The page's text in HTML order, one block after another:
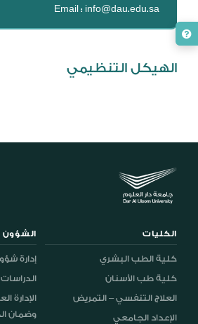
Email : info@dau.edu.sa
الهيكل التنظيمي
الكليات
كلية الطب البشري
كلية طب الأسنان
العلاج التنفسي – التمريض
الإعداد الجامعي
الشؤون
إدارة
الدراسات
الإدارة
وضمان